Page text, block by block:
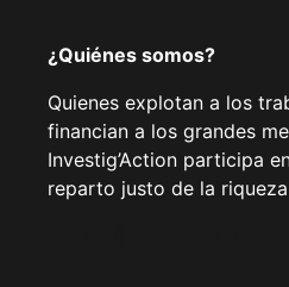
¿Quiénes somos?
Quienes explotan a los
financian a los grandes
Investig’Action participa
reparto justo de la